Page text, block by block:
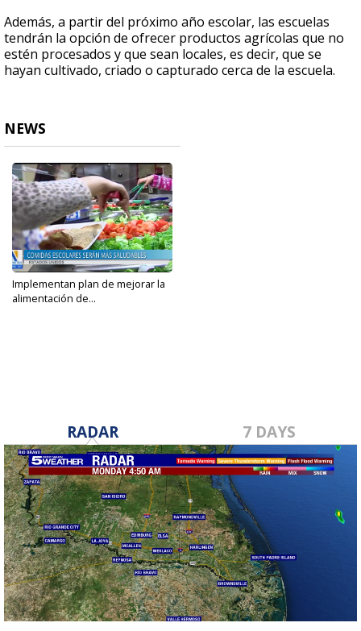
Además, a partir del próximo año escolar, las escuelas
tendrán la opción de ofrecer productos agrícolas que no
estén procesados y que sean locales, es decir, que se
hayan cultivado, criado o capturado cerca de la escuela.
NEWS
Implementan plan de mejorar la
alimentación de...
RADAR 7 DAYS